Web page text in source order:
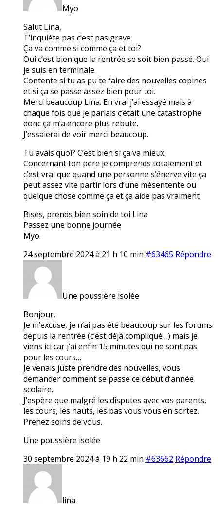
Myo
Salut Lina,
T’inquiète pas c’est pas grave.
Ça va comme si comme ça et toi?
Oui c’est bien que la rentrée se soit bien passé. Oui
je suis en terminale.
Contente si tu as pu te faire des nouvelles copines
et si ça se passe assez bien pour toi.
Merci beaucoup Lina. En vrai j’ai essayé mais à
chaque fois que je parlais c’était une catastrophe
donc ça m’a encore plus rebuté.
J’essaierai de voir merci beaucoup.
Tu avais quoi? C’est bien si ça va mieux.
Concernant ton père je comprends totalement et
c’est vrai que quand une personne s’énerve vite ça
peut assez vite partir lors d’une mésentente ou
quelque chose comme ça et ça aide pas vraiment.
Bises, prends bien soin de toi Lina
Passez une bonne journée
Myo.
24 septembre 2024 à 21 h 10 min #63465 Répondre
Une poussière isolée
Bonjour,
Je m’excuse, je n’ai pas été beaucoup sur les forums
depuis la rentrée (c’est déjà compliqué…) mais je
viens ici car j’ai enfin 15 minutes qui ne sont pas
pour les cours…
Je venais juste prendre des nouvelles, vous
demander comment se passe ce début d’année
scolaire.
J’espère que malgré les disputes avec vos parents,
les cours, les hauts, les bas vous vous en sortez.
Prenez soins de vous.
Une poussière isolée
30 septembre 2024 à 19 h 22 min #63662 Répondre
lina